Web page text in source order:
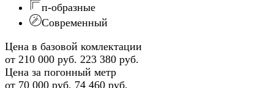
п-образные
Современный
Цена в базовой комлектации
от 210 000 руб. 223 380 руб.
Цена за погонный метр
от 70 000 руб. 74 460 руб.